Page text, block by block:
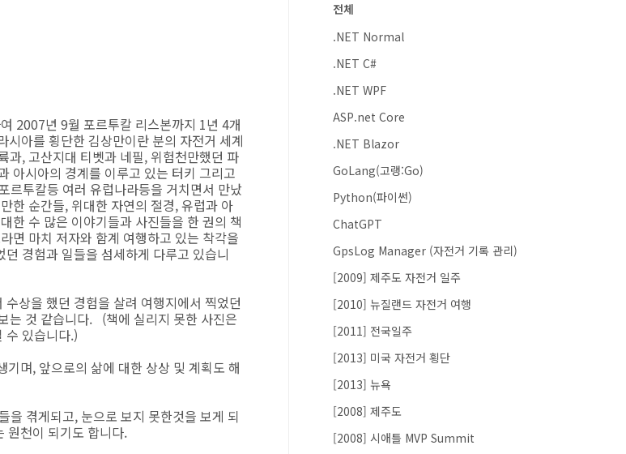
2007년 9월 포르투칼 리스본까지 1년 4개
아를 횡단한 김상만이란 분의 자전거 세계
과, 고산지대 티벳과 네필, 위험천만했던 파
아시아의 경계를 이루고 있는 터키 그리고
르투칼등 여러 유럽나라등을 거치면서 만났
한 순간들, 위대한 자연의 절경, 유럽과 아
한 수 많은 이야기들과 사진들을 한 권의 책
면 마치 저자와 함계 여행하고 있는 착각을
경험과 일들을 섬세하게 다루고 있습니
상을 했던 경험을 살려 여행지에서 찍었던
는 것 같습니다. (책에 실리지 못한 사진은
수 있습니다.)
며, 앞으로의 삶에 대한 상상 및 계획도 해
을 겪게되고, 눈으로 보지 못한것을 보게 되
원천이 되기도 합니다.
전체
.NET Normal
.NET C#
.NET WPF
ASP.net Core
.NET Blazor
GoLang(고랭:Go)
Python(파이썬)
ChatGPT
GpsLog Manager (자전거 기록 관리)
[2009] 제주도 자전거 일주
[2010] 뉴질랜드 자전거 여행
[2011] 전국일주
[2013] 미국 자전거 횡단
[2013] 뉴욕
[2008] 제주도
[2008] 시애틀 MVP Summit